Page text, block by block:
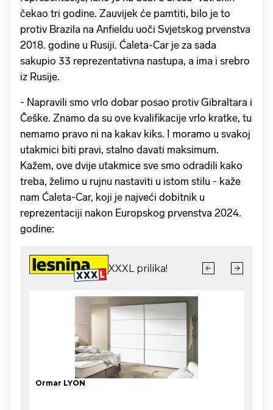
čekao tri godine. Zauvijek će pamtiti, bilo je to
protiv Brazila na Anfieldu uoči Svjetskog prvenstva
2018. godine u Rusiji. Ćaleta-Car je za sada
sakupio 33 reprezentativna nastupa, a ima i srebro
iz Rusije.
- Napravili smo vrlo dobar posao protiv Gibraltara i
Češke. Znamo da su ove kvalifikacije vrlo kratke, tu
nemamo pravo ni na kakav kiks. I moramo u svakoj
utakmici biti pravi, stalno davati maksimum.
Kažem, ove dvije utakmice sve smo odradili kako
treba, želimo u rujnu nastaviti u istom stilu - kaže
nam Ćaleta-Car, koji je najveći dobitnik u
reprezentaciji nakon Europskog prvenstva 2024.
godine: